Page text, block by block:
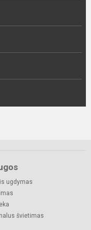
ugdymas
švietimas